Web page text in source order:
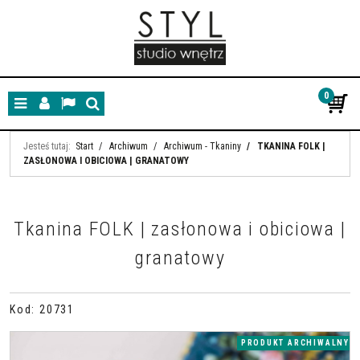
MenuPanelLangSzukaj
0
Jesteś tutaj: Start / Archiwum / Archiwum - Tkaniny /
TKANINA FOLK |
ZASŁONOWA I OBICIOWA | GRANATOWY
Tkanina FOLK | zasłonowa i obiciowa |
granatowy
Kod : 20731
PRODUKT ARCHIWALNY